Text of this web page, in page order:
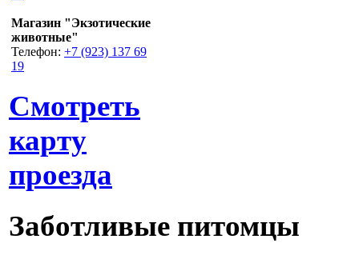
Магазин "Экзотические
животные"
Телефон: +7 (923) 137 69
19
Смотреть
карту
проезда
Заботливые питомцы